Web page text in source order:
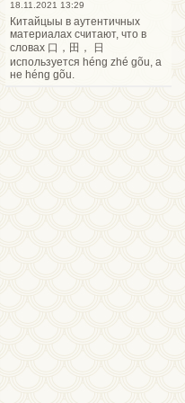
18.11.2021 13:29
Китайцыы в аутентичных
материалах считают, что в
словах 口，田， 日
используется héng zhé gõu, а
не héng gõu.